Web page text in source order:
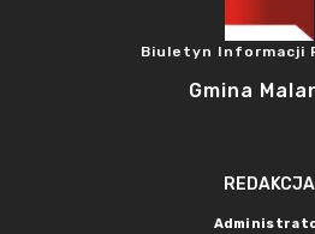
Biuletyn Informacji
Gmina
REDAKCJA